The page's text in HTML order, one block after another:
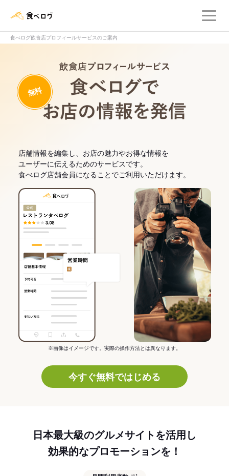
食べログ飲食店プロフィールサービスのご案内
無料
店舗情報を編集し、お店の魅力やお得な情報を
ユーザーに伝えるためのサービスです。
食べログ店舗会員になることでご利用いただけます。
※画像はイメージです。実際の操作方法とは異なります。
今すぐ無料ではじめる
日本最大級のグルメサイトを活用し
効果的なプロモーションを！